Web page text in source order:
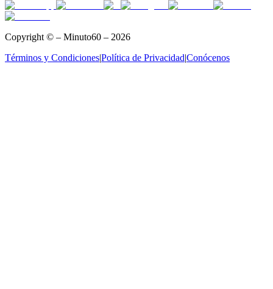
Copyright © – Minuto60 – 2026
Términos y Condiciones|Política de Privacidad|Conócenos